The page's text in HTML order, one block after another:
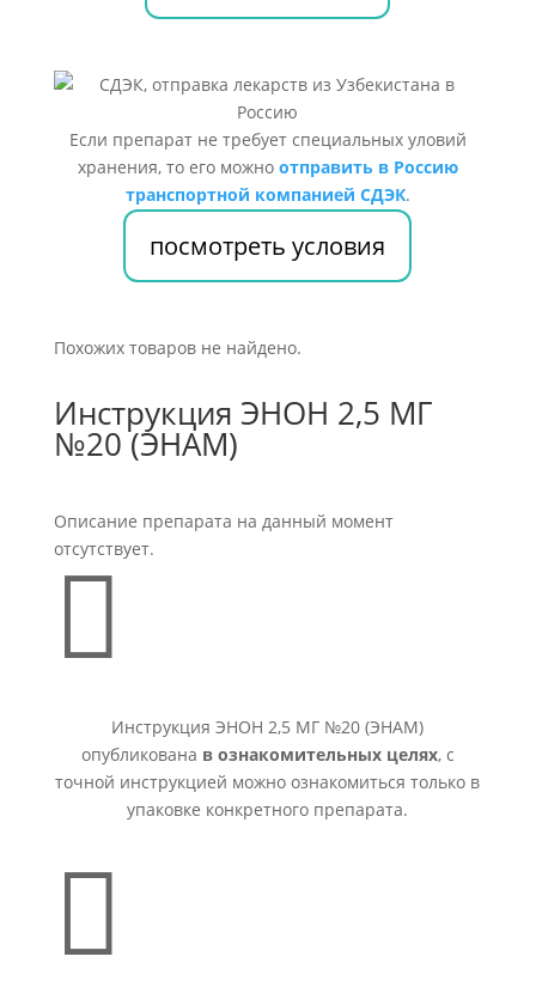
Если препарат не требует специальных уловий
хранения, то его можно отправить в Россию
транспортной компанией СДЭК.
посмотреть условия
Похожих товаров не найдено.
Инструкция ЭНОН 2,5 МГ
№20 (ЭНАМ)
Описание препарата на данный момент
отсутствует.

Инструкция ЭНОН 2,5 МГ №20 (ЭНАМ)
опубликована в ознакомительных целях, с
точной инструкцией можно ознакомиться только в
упаковке конкретного препарата.
